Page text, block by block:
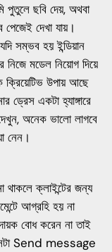
পুতুলে ছবি দেয়, অথবা
দেখা যায়।
সম্ভব হয় ইন্ডিয়ান
মডেল নিয়োগ দিয়ে
উপায় আছে
একটা হ্যাঙ্গারে
অনেক ভালো লাগবে
নেন।
ক্লাইন্টের জন্য
আগ্রহি হয় না
বোধ করেন না তাই
Send message